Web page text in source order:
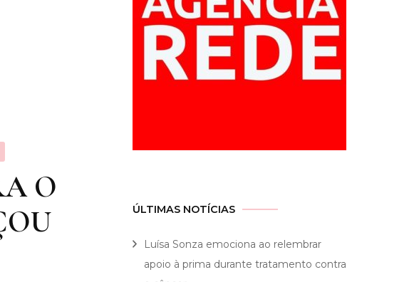
O
ÚLTIMAS NOTÍCIAS
Luísa Sonza emociona ao relembrar
apoio à prima durante tratamento contra